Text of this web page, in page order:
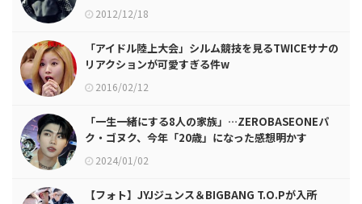
2012/12/18
「アイドル陸上大会」シルム競技を見るTWICEサナの
リアクションが可愛すぎる件w
2016/02/12
「一生一緒にする8人の家族」…ZEROBASEONEパ
ク・ゴヌク、今年「20歳」になった感想明かす
2024/01/02
【フォト】JYJジュンス＆BIGBANG T.O.Pが入所